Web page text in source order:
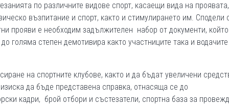
по различните видове спорт, касаещи вида на проявата,
възпитание и спорт, както и стимулирането им. Сподели
прояви е необходим задължителен набор от документи, който
голяма степен демотивира както участниците така и
на спортните клубове, както и да бъдат увеличени
да бъде представена справка, отнасяща се до
кадри, брой отбори и състезатели, спортна база за